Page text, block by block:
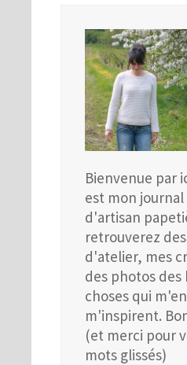
Bienvenue par
est mon
d'artisan
retrouverez
d'atelier, mes
des photos des
choses qui
m'inspirent.
(et merci pour
mots glissés)